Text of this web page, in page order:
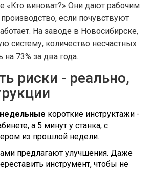
«Кто виноват?» Они дают рабочим
если почувствуют
На заводе в Новосибирске,
систему, количество несчастных
на 73% за два года.
риски - реально,
короткие инструктажи -
а 5 минут у станка, с
из прошлой недели.
предлагают улучшения. Даже
инструмент, чтобы не